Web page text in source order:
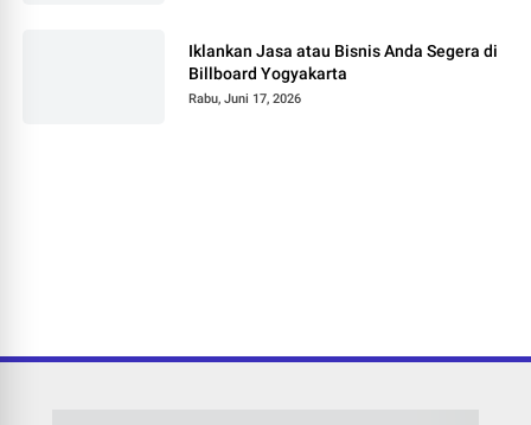
Iklankan Jasa atau Bisnis Anda Segera di
Billboard Yogyakarta
Rabu, Juni 17, 2026